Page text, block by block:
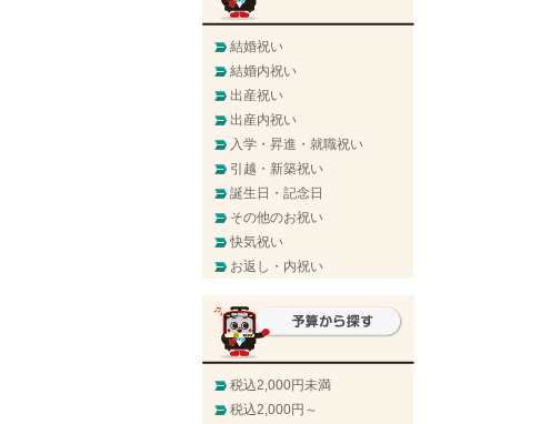
結婚祝い
結婚内祝い
出産祝い
出産内祝い
入学・昇進・就職祝い
引越・新築祝い
誕生日・記念日
その他のお祝い
快気祝い
お返し・内祝い
税込2,000円未満
税込2,000円～